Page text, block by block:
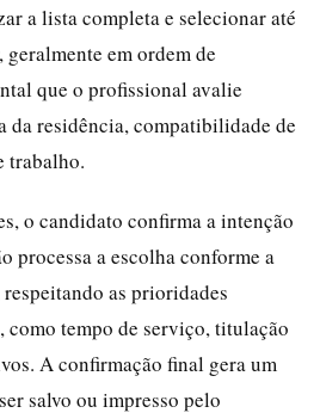
a lista completa e selecionar até
geralmente em ordem de
que o profissional avalie
da residência, compatibilidade de
trabalho.
o candidato confirma a intenção
processa a escolha conforme a
as prioridades
como tempo de serviço, titulação
A confirmação final gera um
salvo ou impresso pelo